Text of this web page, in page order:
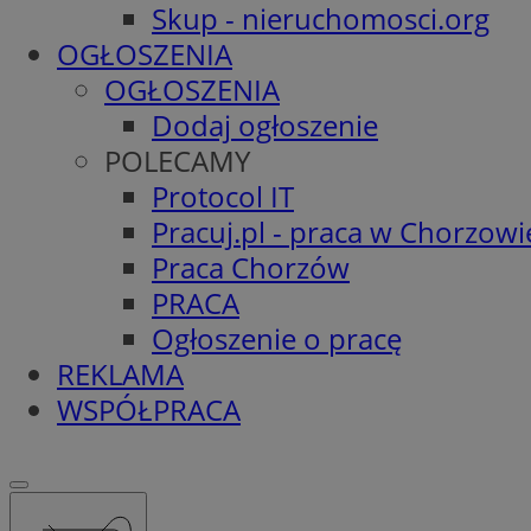
Skup - nieruchomosci.org
OGŁOSZENIA
OGŁOSZENIA
Dodaj ogłoszenie
POLECAMY
Protocol IT
Pracuj.pl - praca w
Praca Chorzów
PRACA
Ogłoszenie o pracę
REKLAMA
WSPÓŁPRACA